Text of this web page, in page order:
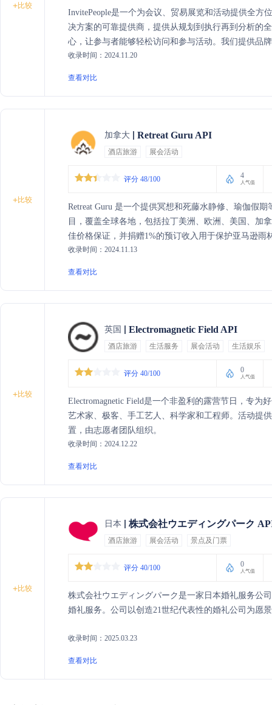
+比较
InvitePeople是一个为会议、贸易展览和活动提供全方
决方案的可靠提供商，提供从规划到执行再到分析的
心，让参与者能够轻松访问和参与活动。我们提供品
信、网络构建和视频工具等服务，帮助企业提升活动
收录时间：2024.11.20
查看对比
+比较
加拿大 Retreat Guru API
酒店旅游 展会活动
评分 48/100 4
人气值
Retreat Guru 是一个提供冥想和死藤水静修、瑜伽假
目，覆盖全球各地，包括拉丁美洲、欧洲、美国、加
佳价格保证，并捐赠1%的预订收入用于保护亚马逊雨
收录时间：2024.11.13
查看对比
+比较
英国 Electromagnetic Field API
酒店旅游 生活服务 展会活动 生活娱乐
评分 40/100 0
人气值
Electromagnetic Field是一个非盈利的露营节日，专为
艺术家、极客、手工艺人、科学家和工程师。活动提
置，由志愿者团队组织。
收录时间：2024.12.22
查看对比
+比较
日本 株式会社ウエディングパーク
酒店旅游 展会活动 景点及门票
评分 40/100 0
人气值
株式会社ウエディングパーク是一家日本婚礼服务公
婚礼服务。公司以创造21世纪代表性的婚礼公司为愿
收录时间：2025.03.23
查看对比